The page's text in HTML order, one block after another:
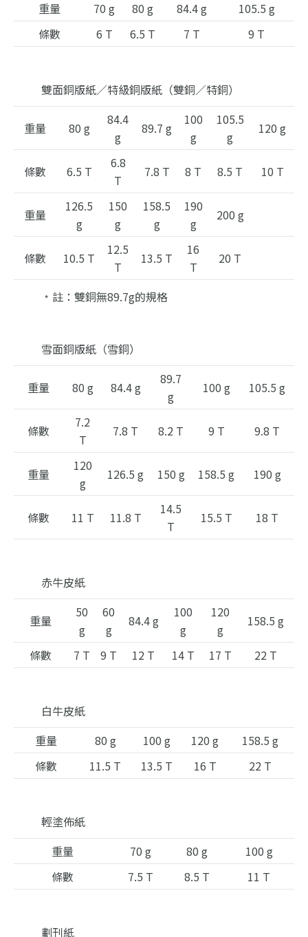
重量
70 g 80 g 84.4 g
105.5 g
條數
6 T 6.5 T 7 T 9 T
雙面銅版紙／特級銅版紙（雙銅／特銅）
重量 80 g
84.4
g
89.7 g
100
g
105.5
g
120 g
條數 6.5 T
6.8
T
7.8 T 8 T 8.5 T 10 T
重量
126.5
g
150
g
158.5
g
190
g
200 g
條數 10.5 T
12.5
T
13.5 T
16
T
20 T
﹡註：雙銅無89.7g的規格
雪面銅版紙（雪銅）
重量 80 g 84.4 g
89.7
g
100 g 105.5 g
條數
7.2
T
7.8 T 8.2 T 9 T 9.8 T
重量
120
g
126.5 g 150 g 158.5 g 190 g
條數 11 T 11.8 T
14.5
T
15.5 T 18 T
赤牛皮紙
重量
50
g
60
g
84.4 g
100
g
120
g
158.5 g
條數 7 T 9 T 12 T 14 T 17 T 22 T
白牛皮紙
重量
80 g 100 g 120 g
158.5 g
條數
11.5 T 13.5 T 16 T 22 T
輕塗佈紙
重量
70 g 80 g
100 g
條數
7.5 T 8.5 T 11 T
劃刊紙